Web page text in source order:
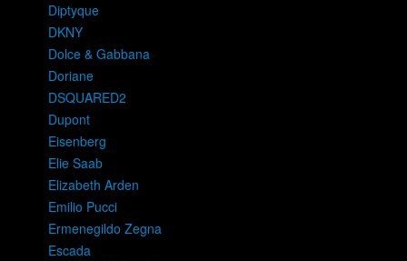
Diptyque
DKNY
Dolce & Gabbana
Doriane
DSQUARED2
Dupont
Eisenberg
Elie Saab
Elizabeth Arden
Emilio Pucci
Ermenegildo Zegna
Escada